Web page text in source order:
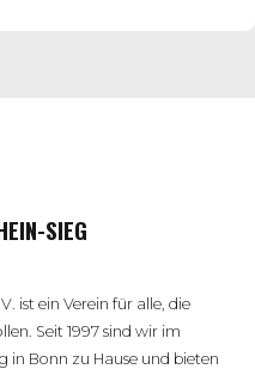
SIEG
ist ein Verein für alle, die
Seit 1997 sind wir im
in Bonn zu Hause und bieten